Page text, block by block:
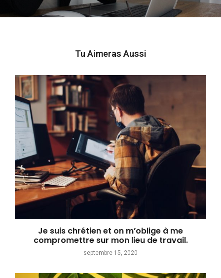
Tu Aimeras Aussi
Je suis chrétien et on m’oblige à me
compromettre sur mon lieu de travail.
septembre 15, 2020